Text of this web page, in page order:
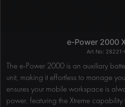
e-Power 2000
28221-
The e-Power 2000 is an auxiliary
unit, making it effortless to manage
ensures your mobile workspace is
power, featuring the Xtreme